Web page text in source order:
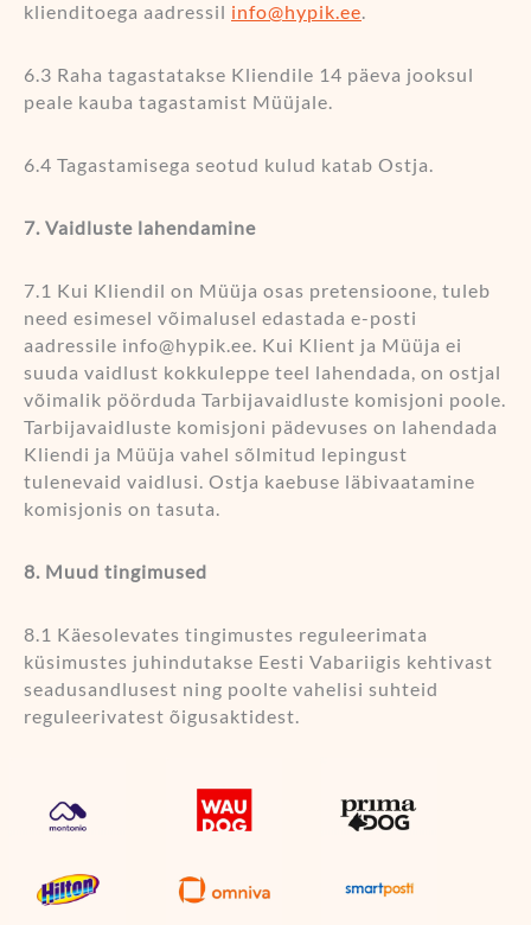
klienditoega aadressil info@hypik.ee.
6.3 Raha tagastatakse Kliendile 14 päeva jooksul
peale kauba tagastamist Müüjale.
6.4 Tagastamisega seotud kulud katab Ostja.
7. Vaidluste lahendamine
7.1 Kui Kliendil on Müüja osas pretensioone, tuleb
need esimesel võimalusel edastada e-posti
aadressile info@hypik.ee. Kui Klient ja Müüja ei
suuda vaidlust kokkuleppe teel lahendada, on ostjal
võimalik pöörduda Tarbijavaidluste komisjoni poole.
Tarbijavaidluste komisjoni pädevuses on lahendada
Kliendi ja Müüja vahel sõlmitud lepingust
tulenevaid vaidlusi. Ostja kaebuse läbivaatamine
komisjonis on tasuta.
8. Muud tingimused
8.1 Käesolevates tingimustes reguleerimata
küsimustes juhindutakse Eesti Vabariigis kehtivast
seadusandlusest ning poolte vahelisi suhteid
reguleerivatest õigusaktidest.